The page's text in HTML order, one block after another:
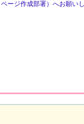
ージ作成部署）へお願い